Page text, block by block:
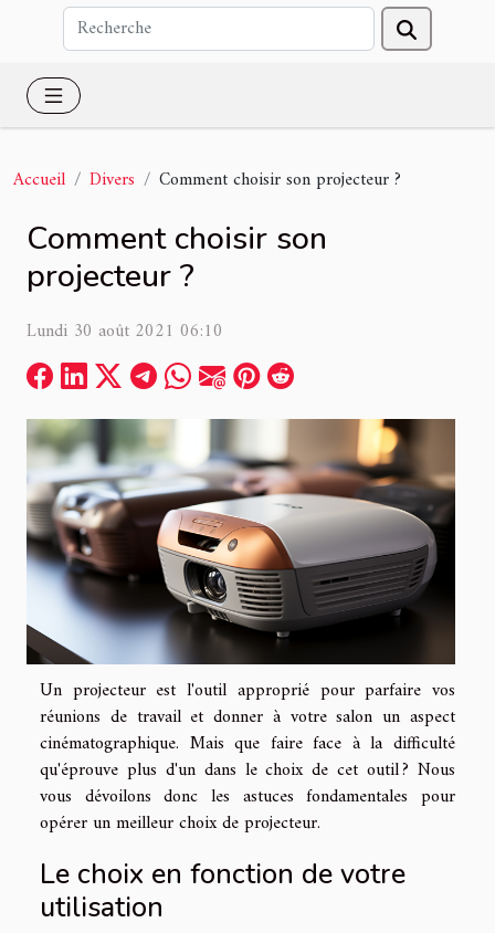
Accueil Divers Comment choisir son projecteur ?
Comment choisir son
projecteur ?
Lundi 30 août 2021 06:10
Un projecteur est l'outil approprié pour parfaire vos
réunions de travail et donner à votre salon un aspect
cinématographique. Mais que faire face à la difficulté
qu'éprouve plus d'un dans le choix de cet outil ? Nous
vous dévoilons donc les astuces fondamentales pour
opérer un meilleur choix de projecteur.
Le choix en fonction de votre
utilisation